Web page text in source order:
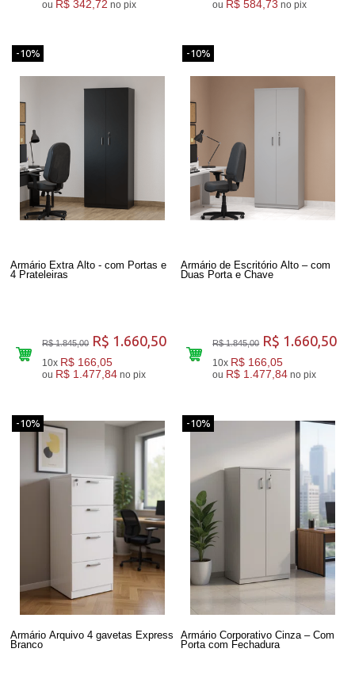
ou R$ 342,72 no pix ou R$ 584,73 no pix
-10%
Armário Extra Alto - com Portas e
4 Prateleiras
R$ 1.845,00 R$ 1.660,50
10x R$ 166,05
ou R$ 1.477,84 no pix
-10%
Armário de Escritório Alto – com
Duas Porta e Chave
R$ 1.845,00 R$ 1.660,50
10x R$ 166,05
ou R$ 1.477,84 no pix
-10%
Armário Arquivo 4 gavetas Express
Branco
-10%
Armário Corporativo Cinza – Com
Porta com Fechadura